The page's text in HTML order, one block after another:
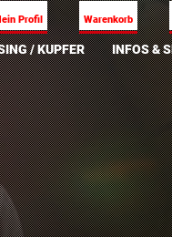
Profil Warenkorb
/ KUPFER INFOS &